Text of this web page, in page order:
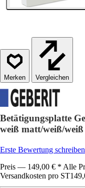
Vergleichen
Betätigungsplatte
weiß matt/weiß/
Erste Bewertung schreiben
Preis — 149,00 € * Alle
Versandkosten pro ST